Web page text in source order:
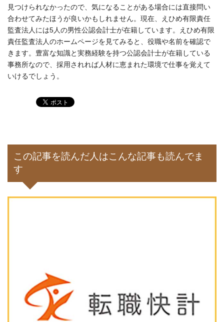
見つけられなかったので、気になることがある場合には直接問い
合わせてみたほうが良いかもしれません。現在、えひめ有限責任
監査法人には5人の男性公認会計士が在籍しています。えひめ有限
責任監査法人のホームページを見てみると、役職や名前を確認で
きます。豊富な知識と実務経験を持つ公認会計士が在籍している
事務所なので、採用されれば人材に恵まれた環境で仕事を覚えて
いけるでしょう。
この記事を読んだ人はこんな記事も読んでま
す